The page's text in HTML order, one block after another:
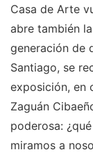
Casa de Arte
abre también
generación de
Santiago, se
exposición, en
Zaguán
poderosa:
miramos a